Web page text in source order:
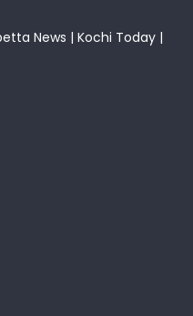
News | Kochi Today |